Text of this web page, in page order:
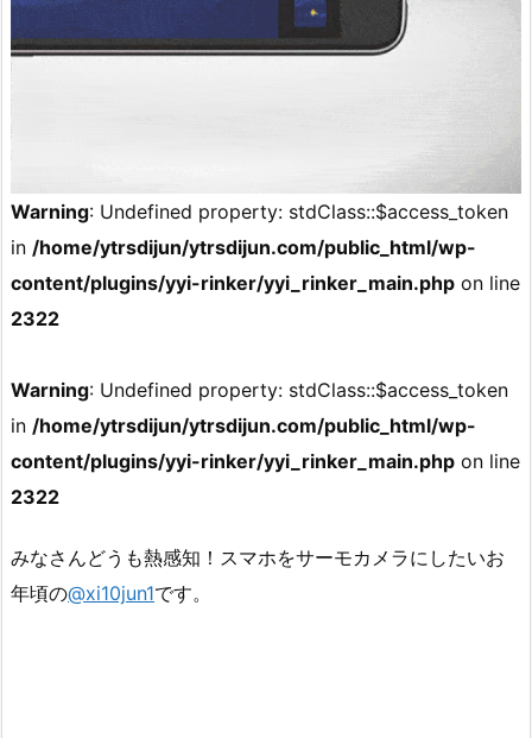
Warning: Undefined property: stdClass::$access_token
in /home/ytrsdijun/ytrsdijun.com/public_html/wp-
content/plugins/yyi-rinker/yyi_rinker_main.php on line
2322
Warning: Undefined property: stdClass::$access_token
in /home/ytrsdijun/ytrsdijun.com/public_html/wp-
content/plugins/yyi-rinker/yyi_rinker_main.php on line
2322
みなさんどうも熱感知！スマホをサーモカメラにしたいお
年頃の@xi10jun1です。